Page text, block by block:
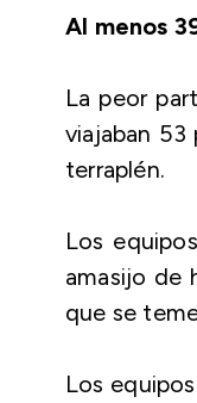
Al menos
La peor
viajaban
terraplén.
Los
amasijo de
que se
Los